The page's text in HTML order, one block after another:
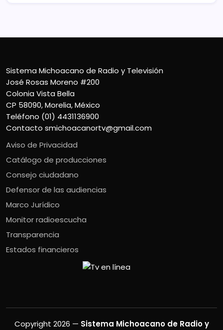
Sistema Michoacano de Radio y Televisión
José Rosas Moreno #200
Colonia Vista Bella
CP 58090, Morelia, México
Teléfono (01) 4431136900
Contacto smichoacanortv@gmail.com
Aviso de Privacidad
Catálogo de producciones
Consejo ciudadano
Defensor de las audiencias
Marco Jurídico
Monitor radioescucha
Transparencia
Estados financieros
Copyright 2026 — Sistema Michoacano de Radio y